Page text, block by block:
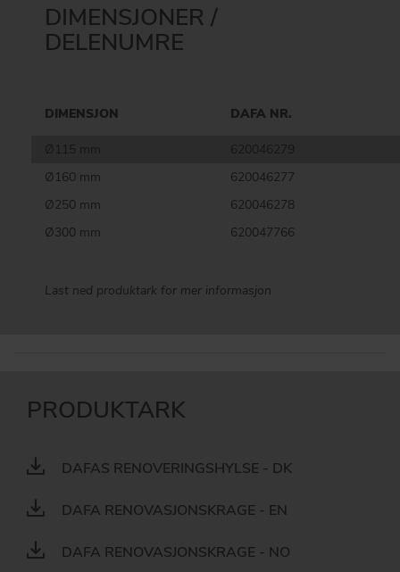
DIMENSJONER /
DELENUMRE
DIMENSJON DAFA NR.
Ø160 mm
620046277
Ø250 mm
620046278
Ø300 mm
620047766
Last ned produktark for mer informasjon
PRODUKTARK
DAFAS RENOVERINGSHYLSE - DK
DAFA RENOVASJONSKRAGE - EN
DAFA RENOVASJONSKRAGE - NO